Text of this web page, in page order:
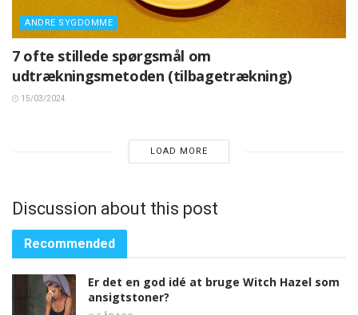
ANDRE SYGDOMME
7 ofte stillede spørgsmål om
udtrækningsmetoden (tilbagetrækning)
15/03/2024
LOAD MORE
Discussion about this post
Recommended
Er det en god idé at bruge Witch Hazel som
ansigtstoner?